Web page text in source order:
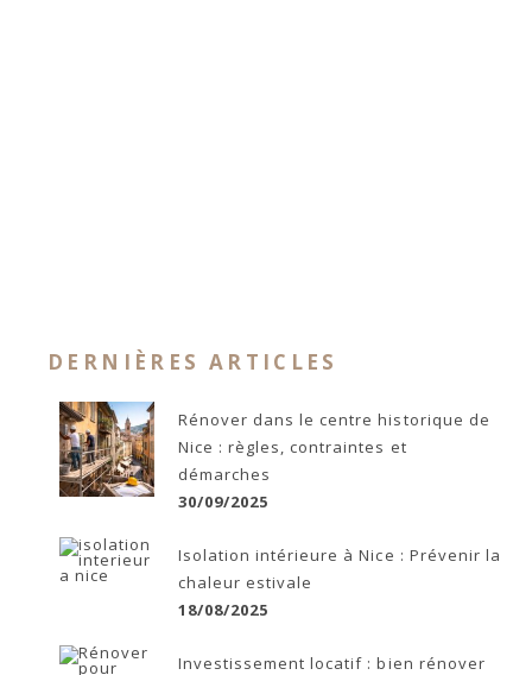
DERNIÈRES ARTICLES
Rénover dans le centre historique de
Nice : règles, contraintes et
démarches
30/09/2025
Isolation intérieure à Nice : Prévenir la
chaleur estivale
18/08/2025
Investissement locatif : bien rénover